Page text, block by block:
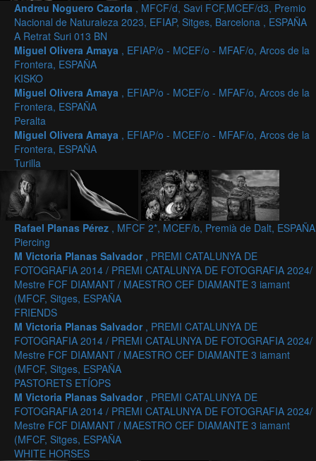
Andreu Noguero Cazorla , MFCF/d, Savi FCF,MCEF/d3, Premio
Nacional de Naturaleza 2023, EFIAP, Sitges, Barcelona , ESPAÑA
A Retrat Suri 013 BN
Miguel Olivera Amaya , EFIAP/o - MCEF/o - MFAF/o, Arcos de la
Frontera, ESPAÑA
KISKO
Miguel Olivera Amaya , EFIAP/o - MCEF/o - MFAF/o, Arcos de la
Frontera, ESPAÑA
Peralta
Miguel Olivera Amaya , EFIAP/o - MCEF/o - MFAF/o, Arcos de la
Frontera, ESPAÑA
Turilla
Rafael Planas Pérez , MFCF 2*, MCEF/b, Premià de Dalt, ESPAÑA
Piercing
M Victoria Planas Salvador , PREMI CATALUNYA DE
FOTOGRAFIA 2014 / PREMI CATALUNYA DE FOTOGRAFIA 2024/
Mestre FCF DIAMANT / MAESTRO CEF DIAMANTE 3 iamant
(MFCF, Sitges, ESPAÑA
FRIENDS
M Victoria Planas Salvador , PREMI CATALUNYA DE
FOTOGRAFIA 2014 / PREMI CATALUNYA DE FOTOGRAFIA 2024/
Mestre FCF DIAMANT / MAESTRO CEF DIAMANTE 3 iamant
(MFCF, Sitges, ESPAÑA
PASTORETS ETÍOPS
M Victoria Planas Salvador , PREMI CATALUNYA DE
FOTOGRAFIA 2014 / PREMI CATALUNYA DE FOTOGRAFIA 2024/
Mestre FCF DIAMANT / MAESTRO CEF DIAMANTE 3 iamant
(MFCF, Sitges, ESPAÑA
WHITE HORSES